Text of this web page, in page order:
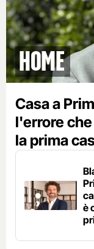
Home
Casa a
l'errore
la prima
è